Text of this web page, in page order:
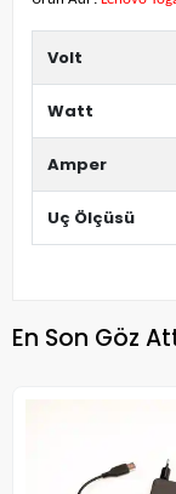
Volt
Watt
Amper
Uç Ölçüsü
En Son Göz